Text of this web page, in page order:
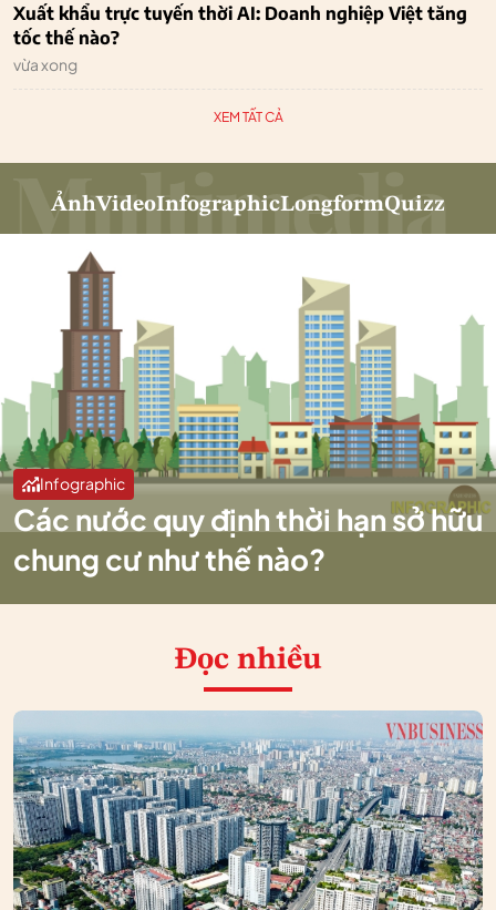
Xuất khẩu trực tuyến thời AI: Doanh nghiệp Việt tăng
tốc thế nào?
vừa xong
XEM TẤT CẢ
ẢnhVideoInfographicLongformQuizz
Infographic
Các nước quy định thời hạn sở hữu
chung cư như thế nào?
Đọc nhiều